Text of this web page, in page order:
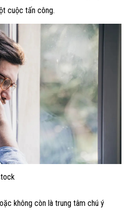
cuộc tấn công.
không còn là trung tâm chú ý